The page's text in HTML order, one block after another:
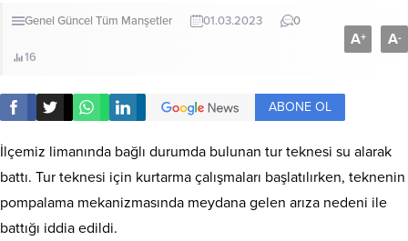
Genel Güncel Tüm Manşetler 01.03.2023 0
16
A+ A-
ABONE OL
İlçemiz limanında bağlı durumda bulunan tur teknesi su alarak
battı. Tur teknesi için kurtarma çalışmaları başlatılırken, teknenin
pompalama mekanizmasında meydana gelen arıza nedeni ile
battığı iddia edildi.